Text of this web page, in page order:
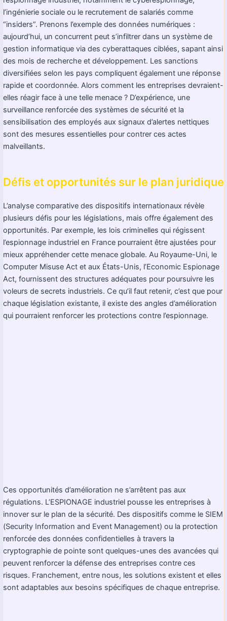
l’ingénierie sociale ou le recrutement de salariés comme
“insiders”. Prenons l’exemple des données numériques :
aujourd’hui, un concurrent peut s’infiltrer dans un système de
gestion informatique via des cyberattaques ciblées, sapant ainsi
des mois de recherche et développement. Les sanctions
diversifiées selon les pays compliquent également une réponse
rapide et coordonnée. Alors comment les entreprises devraient-
elles réagir face à une telle menace ? D’expérience, une
surveillance renforcée des systèmes de sécurité et la
sensibilisation des employés aux signaux d’alertes nettiques
sont des mesures essentielles pour contrer ces actes
malveillants.
Défis et opportunités sur le plan juridique
L’analyse comparative des dispositifs internationaux révèle
plusieurs défis pour les législations, mais offre également des
opportunités. Par exemple, les lois criminelles qui régissent
l’espionnage industriel en France pourraient être ajustées pour
mieux appréhender cette menace globale. Au Royaume-Uni, le
Computer Misuse Act et aux États-Unis, l’Economic Espionage
Act, fournissent des structures adéquates pour poursuivre les
voleurs de secrets industriels. Ce qu’il faut retenir, c’est que pour
chaque législation existante, il existe des angles d’amélioration
qui pourraient renforcer les protections contre l’espionnage.
Ces opportunités d’amélioration ne s’arrêtent pas aux
régulations. L’ESPIONAGE industriel pousse les entreprises à
innover sur le plan de la sécurité. Des dispositifs comme le SIEM
(Security Information and Event Management) ou la protection
renforcée des données confidentielles à travers la
cryptographie de pointe sont quelques-unes des avancées qui
peuvent renforcer la défense des entreprises contre ces
risques. Franchement, entre nous, les solutions existent et elles
sont adaptables aux besoins spécifiques de chaque entreprise.